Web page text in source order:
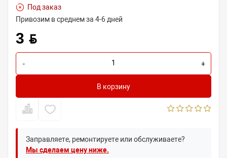
Под заказ
Привозим в среднем за 4-6 дней
3 BYN
- +
В корзину
Заправляете, ремонтируете или обслуживаете?
Мы сделаем цену ниже.